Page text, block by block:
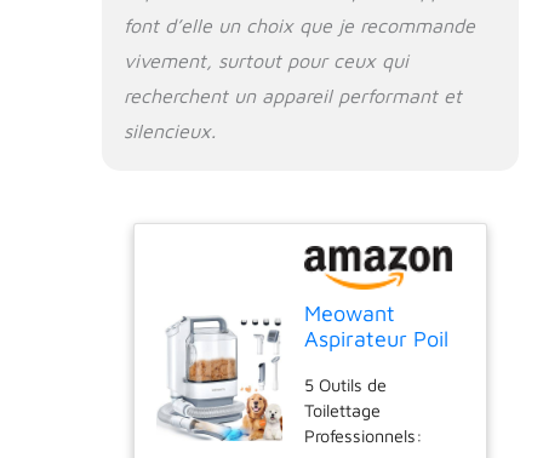
à 72 dB.Rendre le
nettoyage des poils
pratique Gobelet à
est doté d'un godet
à poussière de plus
grande capacité, qui
convient mieux aux
beaucoup de poils.
Et si vous avez
plusieurs chiens,
font d’elle un choix que je recommande
vivement, surtout pour ceux qui
recherchent un appareil performant et
silencieux.
Meowant
Aspirateur Poil
Professionnelle
Tondeuse
Chien, 13000
5 Outils de
Toilettage
Professionnels: